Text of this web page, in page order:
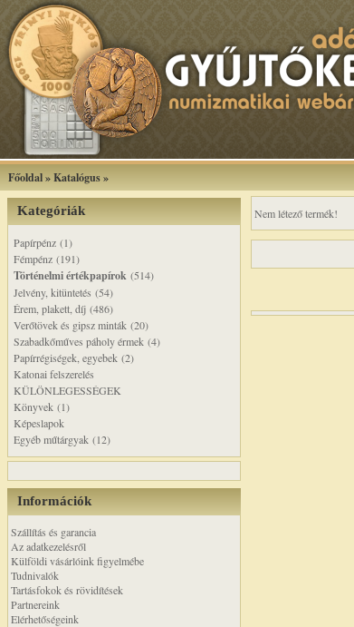
Főoldal»Katalógus»
Kategóriák
Papírpénz (1)
Fémpénz (191)
Történelmi értékpapírok (514)
Jelvény, kitüntetés (54)
Érem, plakett, díj (486)
Verőtövek és gipsz minták (20)
Szabadkőműves páholy érmek (4)
Papírrégiségek, egyebek (2)
Katonai felszerelés
KÜLÖNLEGESSÉGEK
Könyvek (1)
Képeslapok
Egyéb műtárgyak (12)
Információk
Szállítás és garancia
Az adatkezelésről
Külföldi vásárlóink figyelmébe
Tudnivalók
Tartásfokok és rövidítések
Partnereink
Elérhetőségeink
Nem létező termék!